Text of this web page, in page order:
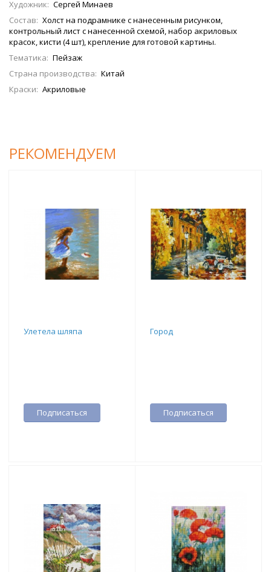
Художник: Сергей Минаев
Состав: Холст на подрамнике с нанесенным рисунком,
контрольный лист с нанесенной схемой, набор акриловых
красок, кисти (4 шт), крепление для готовой картины.
Тематика: Пейзаж
Страна производства: Китай
Краски: Акриловые
РЕКОМЕНДУЕМ
Улетела шляпа
Подписаться
Город
Подписаться